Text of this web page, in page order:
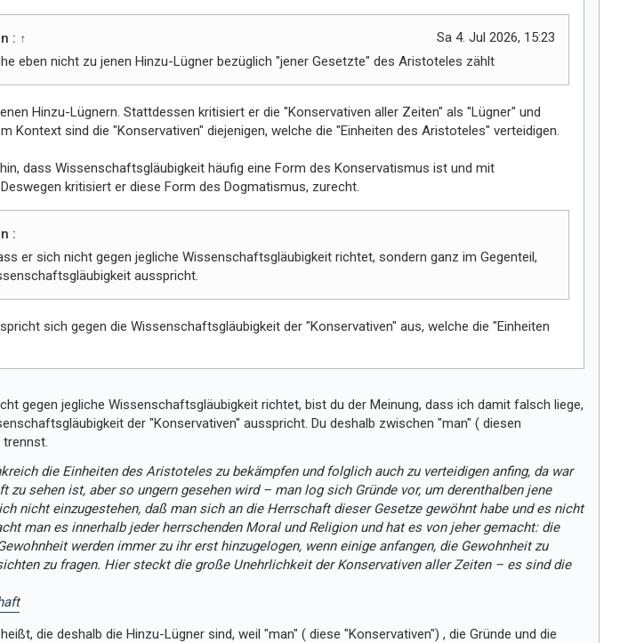
r
: ↑
Sa 4. Jul 2026, 15:23
eben nicht zu jenen Hinzu-Lügner bezüglich "jener Gesetzte" des Aristoteles zählt
Hinzu-Lügnern. Stattdessen kritisiert er die "Konservativen aller Zeiten" als "Lügner" und
Kontext sind die "Konservativen" diejenigen, welche die "Einheiten des Aristoteles" verteidigen.
dass Wissenschaftsgläubigkeit häufig eine Form des Konservatismus ist und mit
kritisiert er diese Form des Dogmatismus, zurecht.
:
er sich nicht gegen jegliche Wissenschaftsgläubigkeit richtet, sondern ganz im Gegenteil,
ausspricht.
sich gegen die Wissenschaftsgläubigkeit der "Konservativen" aus, welche die "Einheiten
gegen jegliche Wissenschaftsgläubigkeit richtet, bist du der Meinung, dass ich damit falsch liege,
der "Konservativen" ausspricht. Du deshalb zwischen "man" ( diesen
trennst.
die Einheiten des Aristoteles zu bekämpfen und folglich auch zu verteidigen anfing, da war
zu sehen ist, aber so ungern gesehen wird – man log sich Gründe vor, um derenthalben jene
nicht einzugestehen, daß man sich an die Herrschaft dieser Gesetze gewöhnt habe und es nicht
man es innerhalb jeder herrschenden Moral und Religion und hat es von jeher gemacht: die
werden immer zu ihr erst hinzugelogen, wenn einige anfangen, die Gewohnheit zu
zu fragen. Hier steckt die große Unehrlichkeit der Konservativen aller Zeiten – es sind die
die deshalb die Hinzu-Lügner sind, weil "man" ( diese "Konservativen") , die Gründe und die